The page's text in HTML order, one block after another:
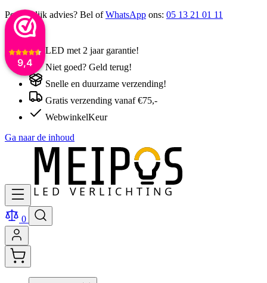
9,4
Persoonlijk advies? Bel ofWhatsApp ons: 05 13 21 01 11
LED met 2 jaar garantie!
Niet goed? Geld terug!
Snelle en duurzame verzending!
Gratis verzending vanaf €75,-
WebwinkelKeur
Ga naar de inhoud
0